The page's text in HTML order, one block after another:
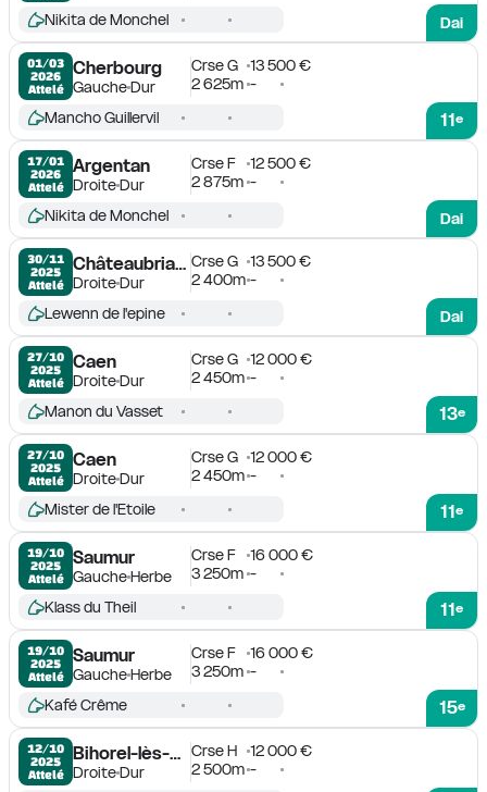
Dai
Nikita de Monchel
01/03
2026
Attelé
Cherbourg
GaucheDur
Crse G
13 500 €
2 625m -
11e
Mancho Guillervil
17/01
2026
Attelé
Argentan
DroiteDur
Crse F
12 500 €
2 875m -
Dai
Nikita de Monchel
30/11
2025
Attelé
Châteaubriant
DroiteDur
Crse G
13 500 €
2 400m -
Dai
Lewenn de l'epine
27/10
2025
Attelé
Caen
DroiteDur
Crse G
12 000 €
2 450m -
13e
Manon du Vasset
27/10
2025
Attelé
Caen
DroiteDur
Crse G
12 000 €
2 450m -
11e
Mister de l'Etoile
19/10
2025
Attelé
Saumur
GaucheHerbe
Crse F
16 000 €
3 250m -
11e
Klass du Theil
19/10
2025
Attelé
Saumur
GaucheHerbe
Crse F
16 000 €
3 250m -
15e
Kafé Crême
12/10
2025
Attelé
Bihorel-lès-Rouen
DroiteDur
Crse H
12 000 €
2 500m -